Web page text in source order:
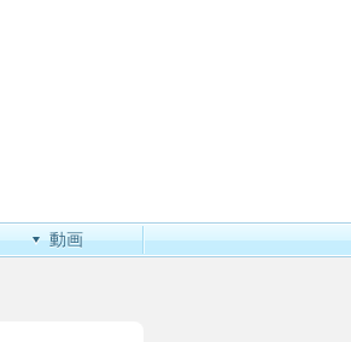
動画